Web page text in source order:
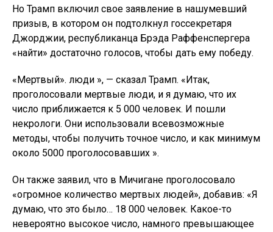
Но Трамп включил свое заявление в нашумевший
призыв, в котором он подтолкнул госсекретаря
Джорджии, республиканца Брэда Раффенспергера
«найти» достаточно голосов, чтобы дать ему победу.
«Мертвый». люди », — сказал Трамп. «Итак,
проголосовали мертвые люди, и я думаю, что их
число приближается к 5 000 человек. И пошли
некрологи. Они использовали всевозможные
методы, чтобы получить точное число, и как минимум
около 5000 проголосовавших ».
Он также заявил, что в Мичигане проголосовало
«огромное количество мертвых людей», добавив: «Я
думаю, что это было… 18 000 человек. Какое-то
невероятно высокое число, намного превышающее